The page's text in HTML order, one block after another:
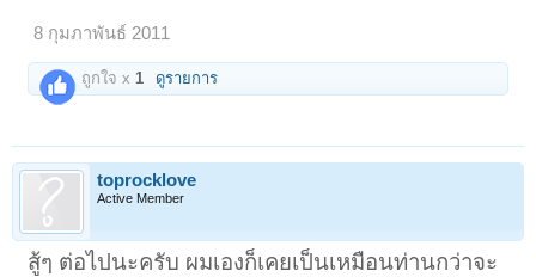
8 กุมภาพันธ์ 2011
ถูกใจ x 1 ดูรายการ
toprocklove
Active Member
สู้ๆ ต่อไปนะครับ ผมเองก็เคยเป็นเหมือนท่านกว่าจะ